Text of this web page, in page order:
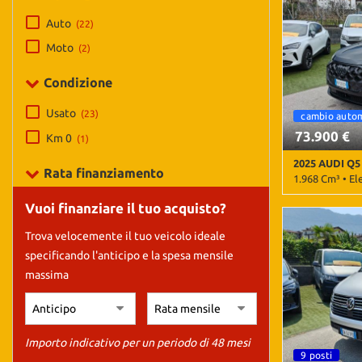
Auto (22)
Moto (2)
Condizione
Usato (23)
Km 0 (1)
Rata finanziamento
Vuoi finanziare il tuo acquisto?
Trova velocemente il tuo veicolo ideale
specificando l'anticipo e la spesa mensile
massima
Importo indicativo per un periodo di 48 mesi
cambio automatico cambio
73.900 €
2025 AUDI Q5
1.968 Cm³ •
19.900 Km •
metallizzato
Control •
Passeggero •
Apple
Bracciolo •
Cerchi in
zone •
elettronico
Cruise Control
9 posti
adottiamo
per
le
funzionalità
e
svolgere
attività
descritte.
Per
ottenere
maggiori
informazioni
sull'utilità
sul
funzionamento